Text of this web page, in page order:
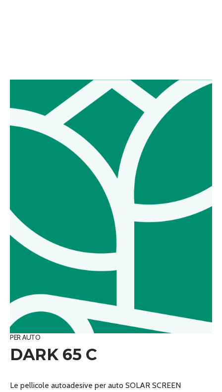
PER AUTO
DARK 65 C
Le pellicole autoadesive per auto SOLAR SCREEN